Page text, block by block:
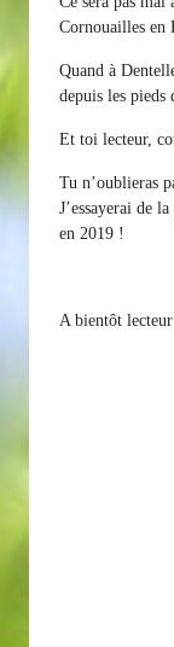
Cornouailles en
Quand à
depuis les pieds
Et toi lecteur,
Tu n’oublieras
J’essayerai de
en 2019 !
A bientôt